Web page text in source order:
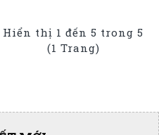
Hiển thị 1 đến 5 trong 5
(1 Trang)